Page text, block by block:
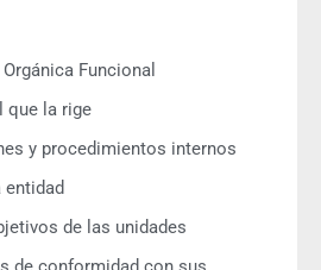
Funcional
que la rige
y procedimientos internos
de las unidades